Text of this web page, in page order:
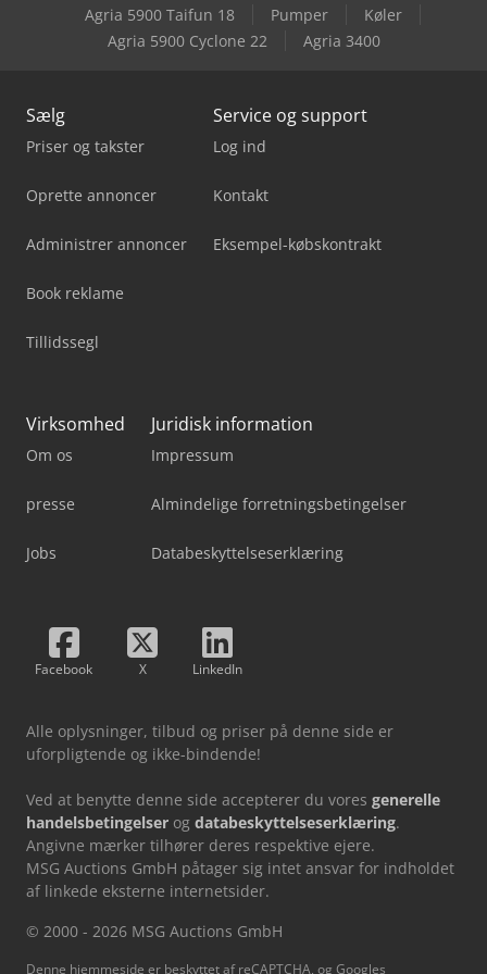
Still Sxh 20
Agria 5900 Taifun 18
Pumper
Køler
Agria 5900 Cyclone 22
Agria 3400
Sælg
Priser og takster
Oprette annoncer
Administrer annoncer
Book reklame
Tillidssegl
Service og support
Log ind
Kontakt
Eksempel-købskontrakt
Virksomhed
Om os
presse
Jobs
Juridisk information
Impressum
Almindelige forretningsbetingelser
Databeskyttelseserklæring
Facebook X LinkedIn
Alle oplysninger, tilbud og priser på denne side er
uforpligtende og ikke-bindende!
Ved at benytte denne side accepterer du vores generelle
handelsbetingelser og databeskyttelseserklæring.
Angivne mærker tilhører deres respektive ejere.
MSG Auctions GmbH påtager sig intet ansvar for indholdet
af linkede eksterne internetsider.
© 2000 - 2026 MSG Auctions GmbH
Denne hjemmeside er beskyttet af reCAPTCHA, og Googles